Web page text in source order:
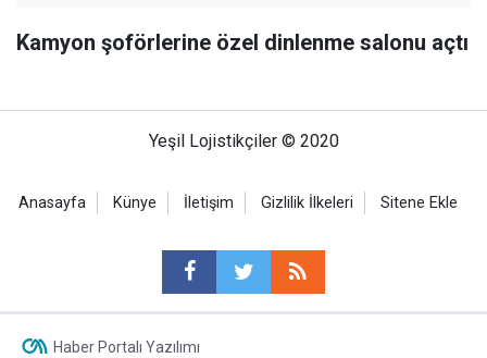
Kamyon şoförlerine özel dinlenme salonu açtı
Yeşil Lojistikçiler © 2020
Anasayfa Künye İletişim Gizlilik İlkeleri Sitene Ekle
Haber Portalı Yazılımı